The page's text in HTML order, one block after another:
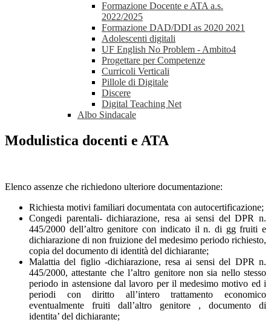
Formazione Docente e ATA a.s.
2022/2025
Formazione DAD/DDI as 2020 2021
Adolescenti digitali
UF English No Problem - Ambito4
Progettare per Competenze
Curricoli Verticali
Pillole di Digitale
Discere
Digital Teaching Net
Albo Sindacale
Modulistica docenti e ATA
Elenco assenze che richiedono ulteriore documentazione:
Richiesta motivi familiari documentata con autocertificazione;
Congedi parentali- dichiarazione, resa ai sensi del DPR n.
445/2000 dell’altro genitore con indicato il n. di gg fruiti e
dichiarazione di non fruizione del medesimo periodo richiesto,
copia del documento di identità del dichiarante;
Malattia del figlio -dichiarazione, resa ai sensi del DPR n.
445/2000, attestante che l’altro genitore non sia nello stesso
periodo in astensione dal lavoro per il medesimo motivo ed i
periodi con diritto all’intero trattamento economico
eventualmente fruiti dall’altro genitore , documento di
identita’ del dichiarante;